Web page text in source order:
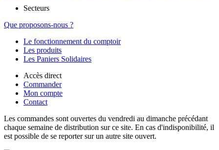
Secteurs
Que proposons-nous ?
Le fonctionnement du comptoir
Les produits
Les Paniers Solidaires
Accès direct
Commander
Mon compte
Contact
Les commandes sont ouvertes du vendredi au dimanche précédant
chaque semaine de distribution sur ce site. En cas d'indisponibilité, il
est possible de se reporter sur un autre site ouvert.